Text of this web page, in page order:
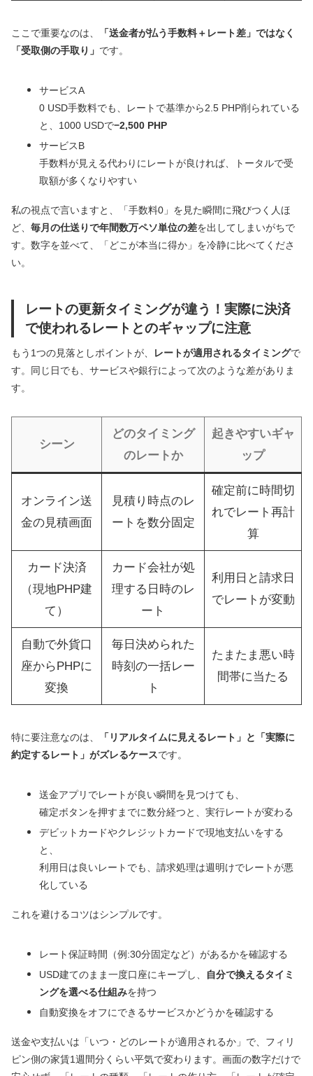
ここで重要なのは、
「送金者が払う手数料＋レート差」ではなく
「受取側の手取り」 です。
サービスA
0 USD手数料でも、レートで基準から2.5 PHP削られている
と、1000 USDで−2,500 PHP
サービスB
手数料が見える代わりにレートが良ければ、トータルで受
取額が多くなりやすい
私の視点で言いますと、「手数料0」を見た瞬間に飛びつく人ほ
ど、 毎月の仕送りで年間数万ペソ単位の差を出してしまいがちで
す。数字を並べて、「どこが本当に得か」を冷静に比べてくださ
い。
レートの更新タイミングが違う！実際に決済
で使われるレートとのギャップに注意
もう1つの見落としポイントが、 レートが適用されるタイミングで
す。同じ日でも、サービスや銀行によって次のような差がありま
す。
シーン
どのタイミング
のレートか
起きやすいギャ
ップ
オンライン送
金の見積画面
見積り時点のレ
ートを数分固定
確定前に時間切
れでレート再計
算
カード決済
（現地PHP建
て）
カード会社が処
理する日時のレ
ート
利用日と請求日
でレートが変動
自動で外貨口
座からPHPに
変換
毎日決められた
時刻の一括レー
ト
たまたま悪い時
間帯に当たる
特に要注意なのは、
「リアルタイムに見えるレート」と「実際に
約定するレート」がズレるケースです。
送金アプリでレートが良い瞬間を見つけても、
確定ボタンを押すまでに数分経つと、実行レートが変わる
デビットカードやクレジットカードで現地支払いをする
と、
利用日は良いレートでも、請求処理は週明けでレートが悪
化している
これを避けるコツはシンプルです。
レート保証時間（例:30分固定など）があるかを確認する
USD建てのまま一度口座にキープし、
自分で換えるタイミ
ングを選べる仕組みを持つ
自動変換をオフにできるサービスかどうかを確認する
送金や支払いは「いつ・どのレートが適用されるか」で、フィリ
ピン側の家賃1週間分くらい平気で変わります。画面の数字だけで